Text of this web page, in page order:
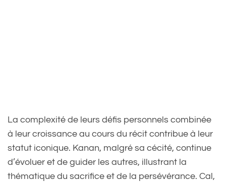
La complexité de leurs défis personnels combinée
à leur croissance au cours du récit contribue à leur
statut iconique. Kanan, malgré sa cécité, continue
d’évoluer et de guider les autres, illustrant la
thématique du sacrifice et de la persévérance. Cal,